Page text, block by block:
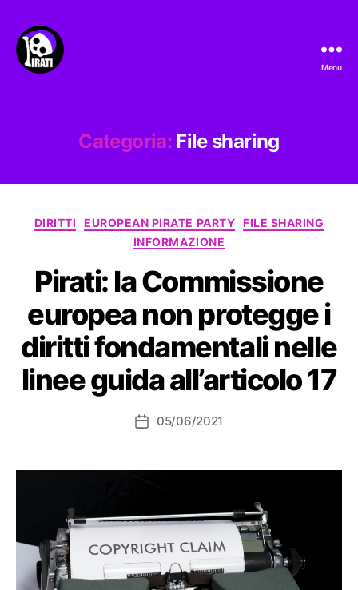
Menu
Categoria: File sharing
Categorie
DIRITTI EUROPEAN PIRATE PARTY FILE SHARING
INFORMAZIONE
Pirati: la Commissione
europea non protegge i
diritti fondamentali nelle
linee guida all’articolo 17
Data05/06/2021